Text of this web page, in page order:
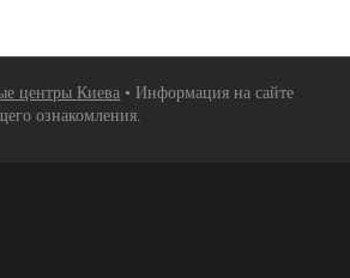
центры Киева • Информация на сайте
ознакомления.